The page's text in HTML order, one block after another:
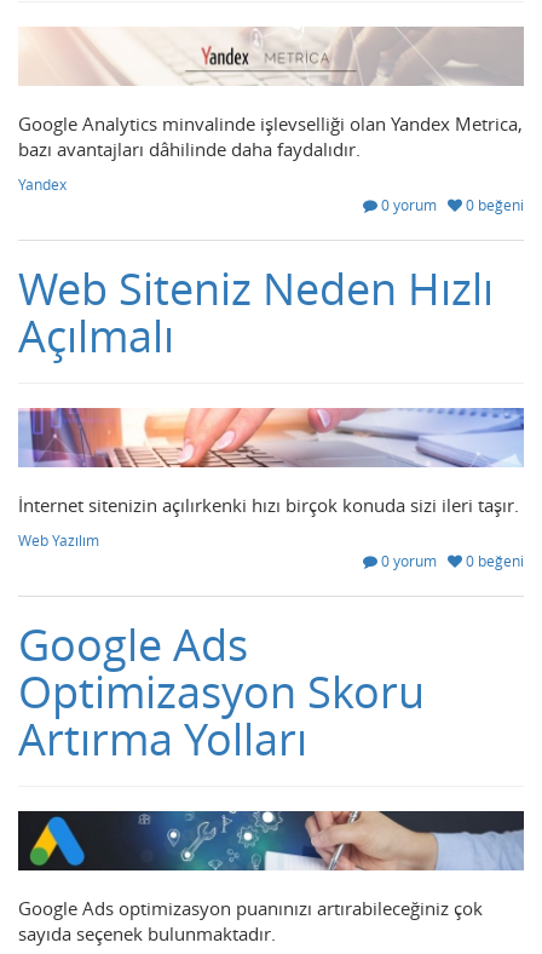
Google Analytics minvalinde işlevselliği olan Yandex Metrica,
bazı avantajları dâhilinde daha faydalıdır.
Yandex
0 yorum
0 beğeni
Web Siteniz Neden Hızlı
Açılmalı
İnternet sitenizin açılırkenki hızı birçok konuda sizi ileri taşır.
Web Yazılım
0 yorum
0 beğeni
Google Ads
Optimizasyon Skoru
Artırma Yolları
Google Ads optimizasyon puanınızı artırabileceğiniz çok
sayıda seçenek bulunmaktadır.